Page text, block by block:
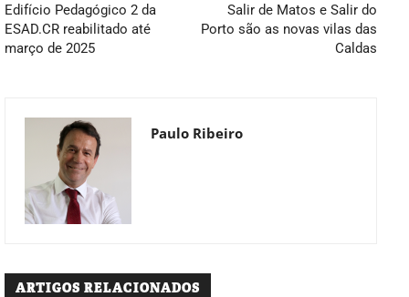
Edifício Pedagógico 2 da
ESAD.CR reabilitado até
março de 2025
Salir de Matos e Salir do
Porto são as novas vilas das
Caldas
Paulo Ribeiro
ARTIGOS RELACIONADOS